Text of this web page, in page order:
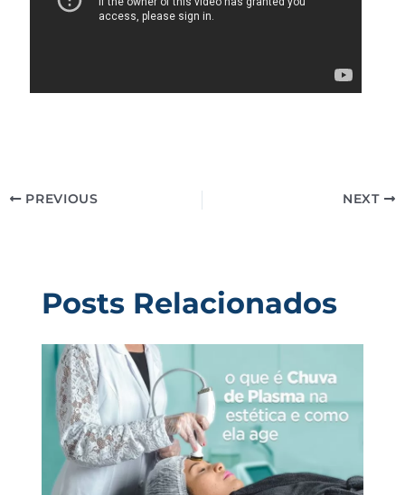
PREVIOUS NEXT
Posts Relacionados